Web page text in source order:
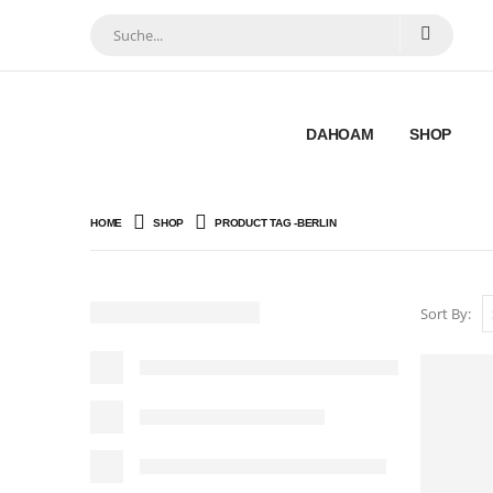
DAHOAM SHOP
HOME SHOP PRODUCT TAG -BERLIN
Sort By: